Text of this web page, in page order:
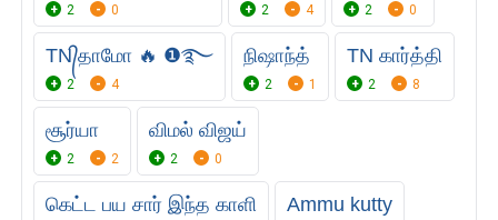
2 0 2 4 2 0
TN᭄தாமோ 🔥 ❶࿐
2 4
நிஷாந்த்
2 1
TN கார்த்தி
2 8
சூர்யா
2 2
விமல் விஜய்
2 0
கெட்ட பய சார் இந்த காளி Ammu kutty